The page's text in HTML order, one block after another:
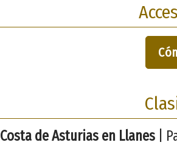
Costa de Asturias en Llanes|